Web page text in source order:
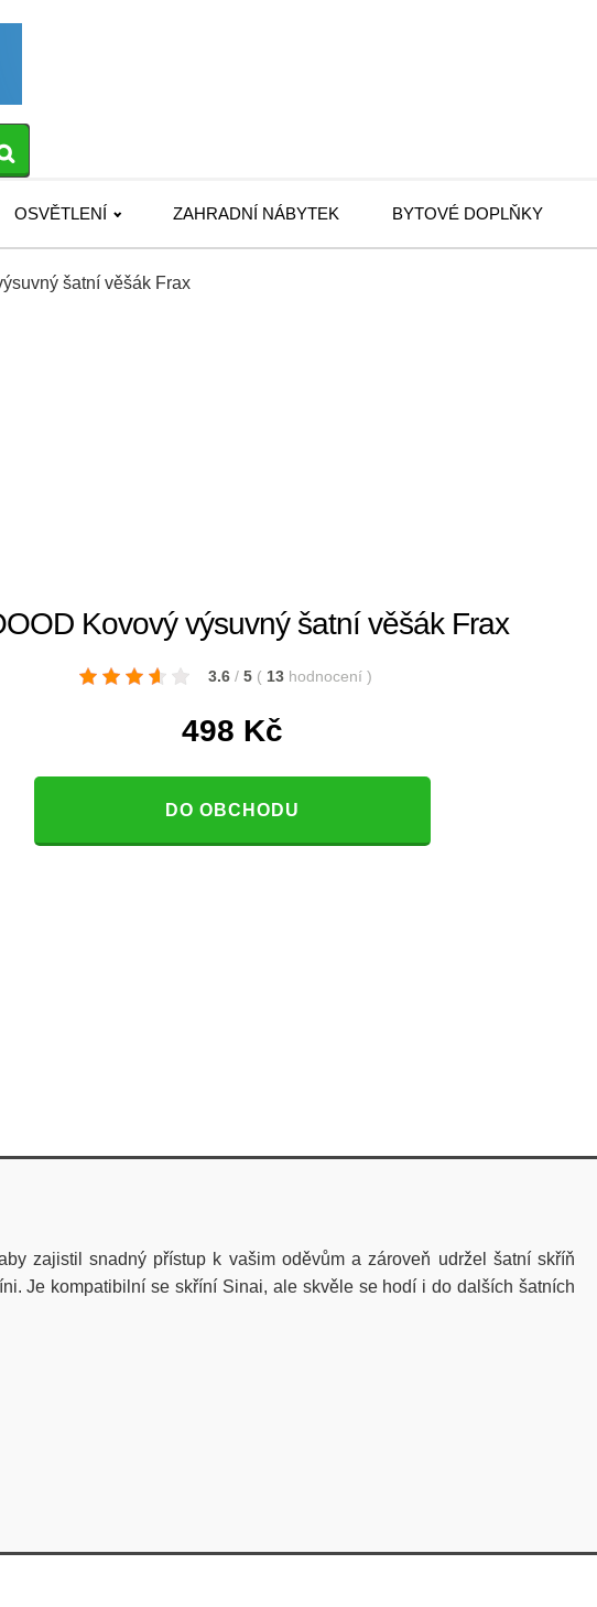
OSVĚTLENÍ ZAHRADNÍ NÁBYTEK BYTOVÉ DOPLŇKY
šatní věšák Frax
Kovový výsuvný šatní věšák Frax
3.6 / 5 ( 13 hodnocení )
498 Kč
DO OBCHODU
zajistil snadný přístup k vašim oděvům a zároveň udržel šatní skříň
Je kompatibilní se skříní Sinai, ale skvěle se hodí i do dalších šatních